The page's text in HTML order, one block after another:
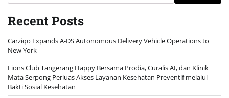
Recent Posts
Carziqo Expands A-DS Autonomous Delivery Vehicle Operations to
New York
Lions Club Tangerang Happy Bersama Prodia, Curalis AI, dan Klinik
Mata Serpong Perluas Akses Layanan Kesehatan Preventif melalui
Bakti Sosial Kesehatan